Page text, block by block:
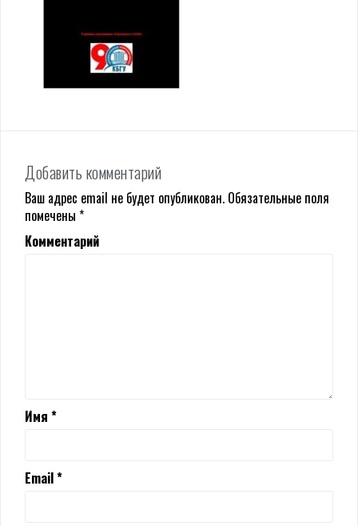
Добавить комментарий
Ваш адрес email не будет опубликован. Обязательные поля
помечены *
Комментарий
Имя *
Email*